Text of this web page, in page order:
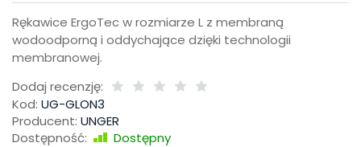
Rękawice ErgoTec w rozmiarze L z membraną
wodoodporną i oddychające dzięki technologii
membranowej.
Dodaj recenzję:
Kod: UG-GLON3
Producent: UNGER
Dostępność:
Dostępny